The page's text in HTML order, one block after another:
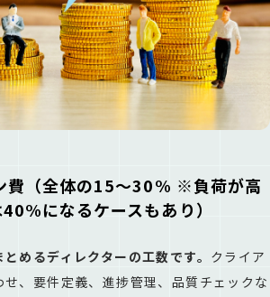
費（全体の15〜30% ※負荷が高
になるケースもあり）
めるディレクターの工数です。 クライア
、要件定義、進捗管理、品質チェックな